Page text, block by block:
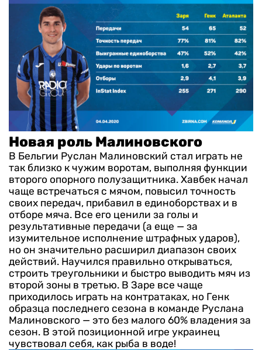
Новая роль Малиновского
В Бельгии Руслан Малиновский стал играть не
так близко к чужим воротам, выполняя функции
второго опорного полузащитника. Хавбек начал
чаще встречаться с мячом, повысил точность
своих передач, прибавил в единоборствах и в
отборе мяча. Все его ценили за голы и
результативные передачи (а еще — за
изумительное исполнение штрафных ударов),
но он значительно расширил диапазон своих
действий. Научился правильно открываться,
строить треугольники и быстро выводить мяч из
второй зоны в третью. В Заре все чаще
приходилось играть на контратаках, но Генк
образца последнего сезона в команде Руслана
Малиновского — это без малого 60% владения за
сезон. В этой позиционной игре украинец
чувствовал себя, как рыба в воде!